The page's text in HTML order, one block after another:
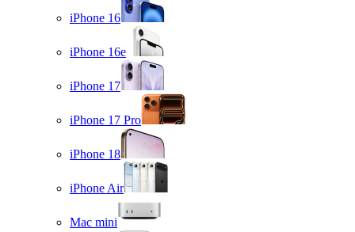
iPhone 16
iPhone 16e
iPhone 17
iPhone 17 Pro
iPhone 18
iPhone Air
Mac mini